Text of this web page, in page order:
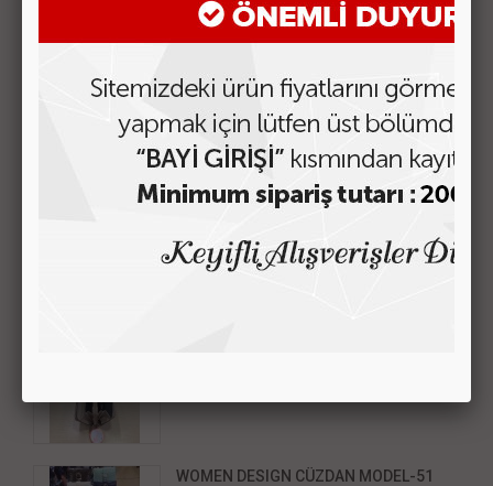
SİSTEMİNDE SİZE GELİR.
BENZER ÜRÜNLER
WOMEN DESIGN CÜZDAN MODEL-53
Fiyatı Görmek için Tıklayın
WOMEN DESIGN CÜZDAN MODEL-51